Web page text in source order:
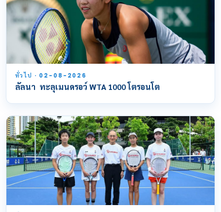
ทั่วไป · 02-08-2026
ลัลนา ทะลุเมนดรอว์ WTA 1000 โตรอนโต